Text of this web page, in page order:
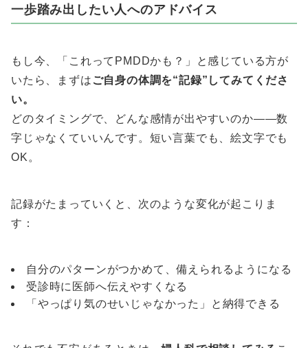
一歩踏み出したい人へのアドバイス
もし今、「これってPMDDかも？」と感じている方が
いたら、まずは ご自身の体調を“記録”してみてくださ
い。
どのタイミングで、どんな感情が出やすいのか――数
字じゃなくていいんです。短い言葉でも、絵文字でも
OK。
記録がたまっていくと、次のような変化が起こりま
す：
自分のパターンがつかめて、備えられるようになる
受診時に医師へ伝えやすくなる
「やっぱり気のせいじゃなかった」と納得できる